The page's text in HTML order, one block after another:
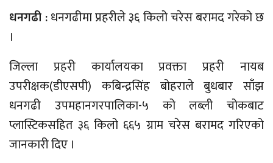
धनगढी :धनगढीमा प्रहरीले ३६ किलो चरेस बरामद गरेको छ
।
जिल्ला प्रहरी कार्यालयका प्रवक्ता प्रहरी नायब
उपरीक्षक(डीएसपी) कबिन्द्रसिंह बोहराले बुधबार साँझ
धनगढी उपमहानगरपालिका-५ को लब्ली चोकबाट
प्लास्टिकसहित ३६ किलो ६६५ ग्राम चरेस बरामद गरिएको
जानकारी दिए ।